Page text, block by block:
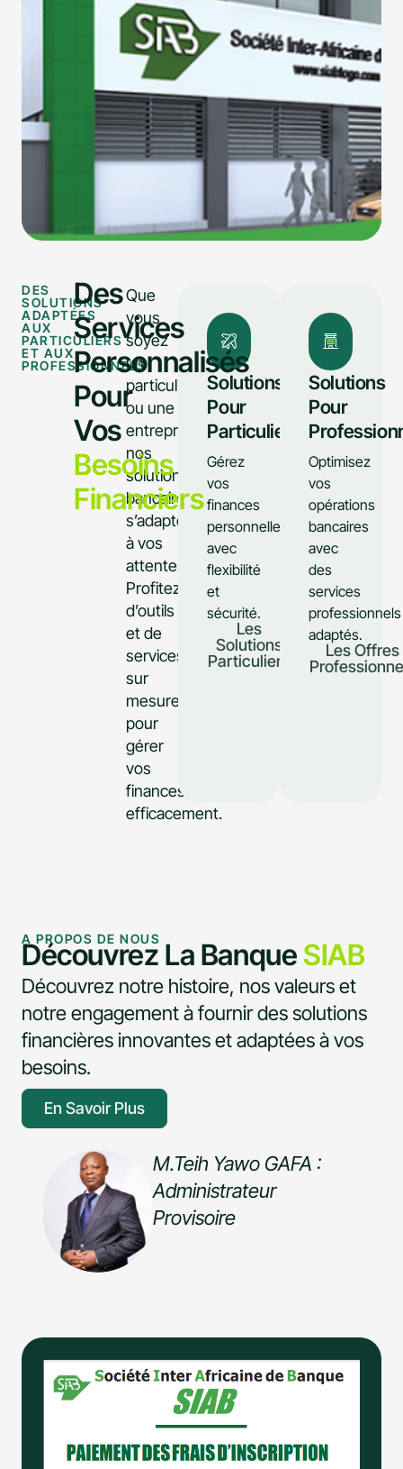
DES
SOLUTIONS
ADAPTÉES
AUX
PARTICULIERS
ET AUX
PROFESSIONNELS
Des
Services
Personnalisés
Pour
Vos
Besoins
Financiers
Que
vous
soyez
un
particulier
ou une
entreprise,
nos
solutions
bancaires
s’adaptent
à vos
attentes.
Profitez
d’outils
et de
services
sur
mesure
pour
gérer
vos
finances
efficacement.
Solutions
Pour
Particuliers
Gérez
vos
finances
personnelles
avec
flexibilité
et
sécurité.
Les
Solutions
Particuliers
Solutions
Pour
Optimisez
vos
opérations
bancaires
avec
des
services
professionnels
adaptés.
Les Offres
A PROPOS DE NOUS
Découvrez La BanqueSIAB
Découvrez notre histoire, nos valeurs et
notre engagement à fournir des solutions
financières innovantes et adaptées à vos
besoins.
En Savoir Plus
M.Teih Yawo GAFA :
Administrateur
Provisoire